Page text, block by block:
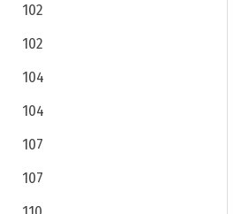
102
102
104
104
107
107